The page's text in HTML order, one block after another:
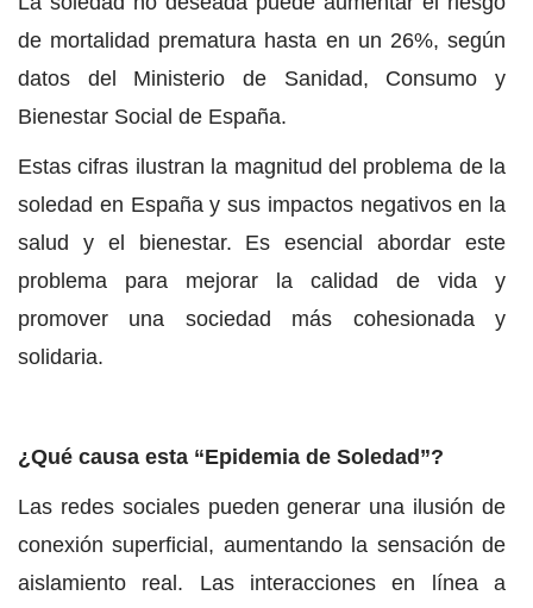
de mortalidad prematura hasta en un 26%, según
datos del Ministerio de Sanidad, Consumo y
Bienestar Social de España.
Estas cifras ilustran la magnitud del problema de la
soledad en España y sus impactos negativos en la
salud y el bienestar. Es esencial abordar este
problema para mejorar la calidad de vida y
promover una sociedad más cohesionada y
solidaria.
¿Qué causa esta “Epidemia de Soledad”?
Las redes sociales pueden generar una ilusión de
conexión superficial, aumentando la sensación de
aislamiento real. Las interacciones en línea a